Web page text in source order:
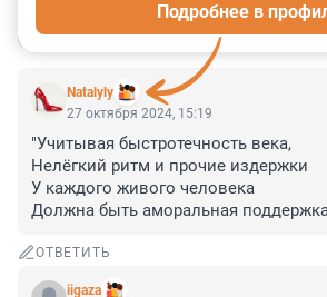
Natalyly
Подробнее в
27 октября 2024, 15:19
"Учитывая быстротечность века,
Нелёгкий ритм и прочие издержки
У каждого живого человека
Должна быть аморальная
ОТВЕТИТЬ
iigaza